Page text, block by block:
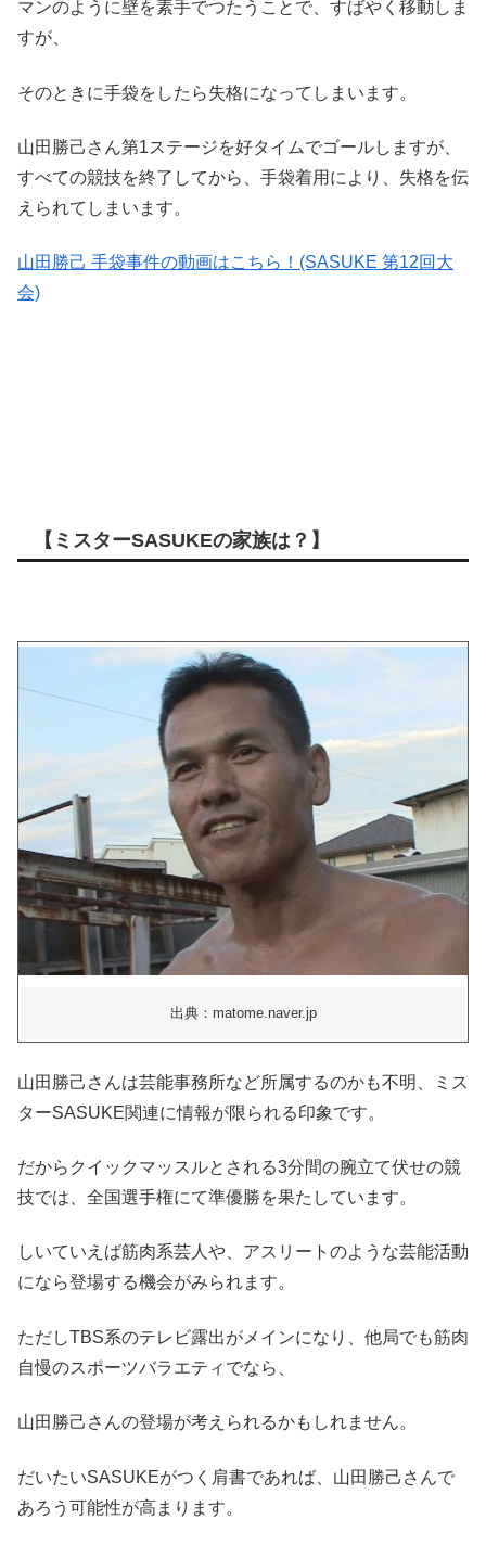
マンのように壁を素手でつたうことで、すばやく移動しま
すが、
そのときに手袋をしたら失格になってしまいます。
山田勝己さん第1ステージを好タイムでゴールしますが、
すべての競技を終了してから、手袋着用により、失格を伝
えられてしまいます。
山田勝己 手袋事件の動画はこちら！(SASUKE 第12回大
会)
【ミスターSASUKEの家族は？】
出典：matome.naver.jp
山田勝己さんは芸能事務所など所属するのかも不明、ミス
ターSASUKE関連に情報が限られる印象です。
だからクイックマッスルとされる3分間の腕立て伏せの競
技では、全国選手権にて準優勝を果たしています。
しいていえば筋肉系芸人や、アスリートのような芸能活動
になら登場する機会がみられます。
ただしTBS系のテレビ露出がメインになり、他局でも筋肉
自慢のスポーツバラエティでなら、
山田勝己さんの登場が考えられるかもしれません。
だいたいSASUKEがつく肩書であれば、山田勝己さんで
あろう可能性が高まります。